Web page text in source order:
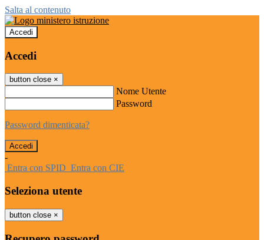
Salta al contenuto
Accedi
Accedi
button close ×
Nome Utente
Password
Password dimenticata?
-
Entra con SPID Entra con CIE
Seleziona utente
button close ×